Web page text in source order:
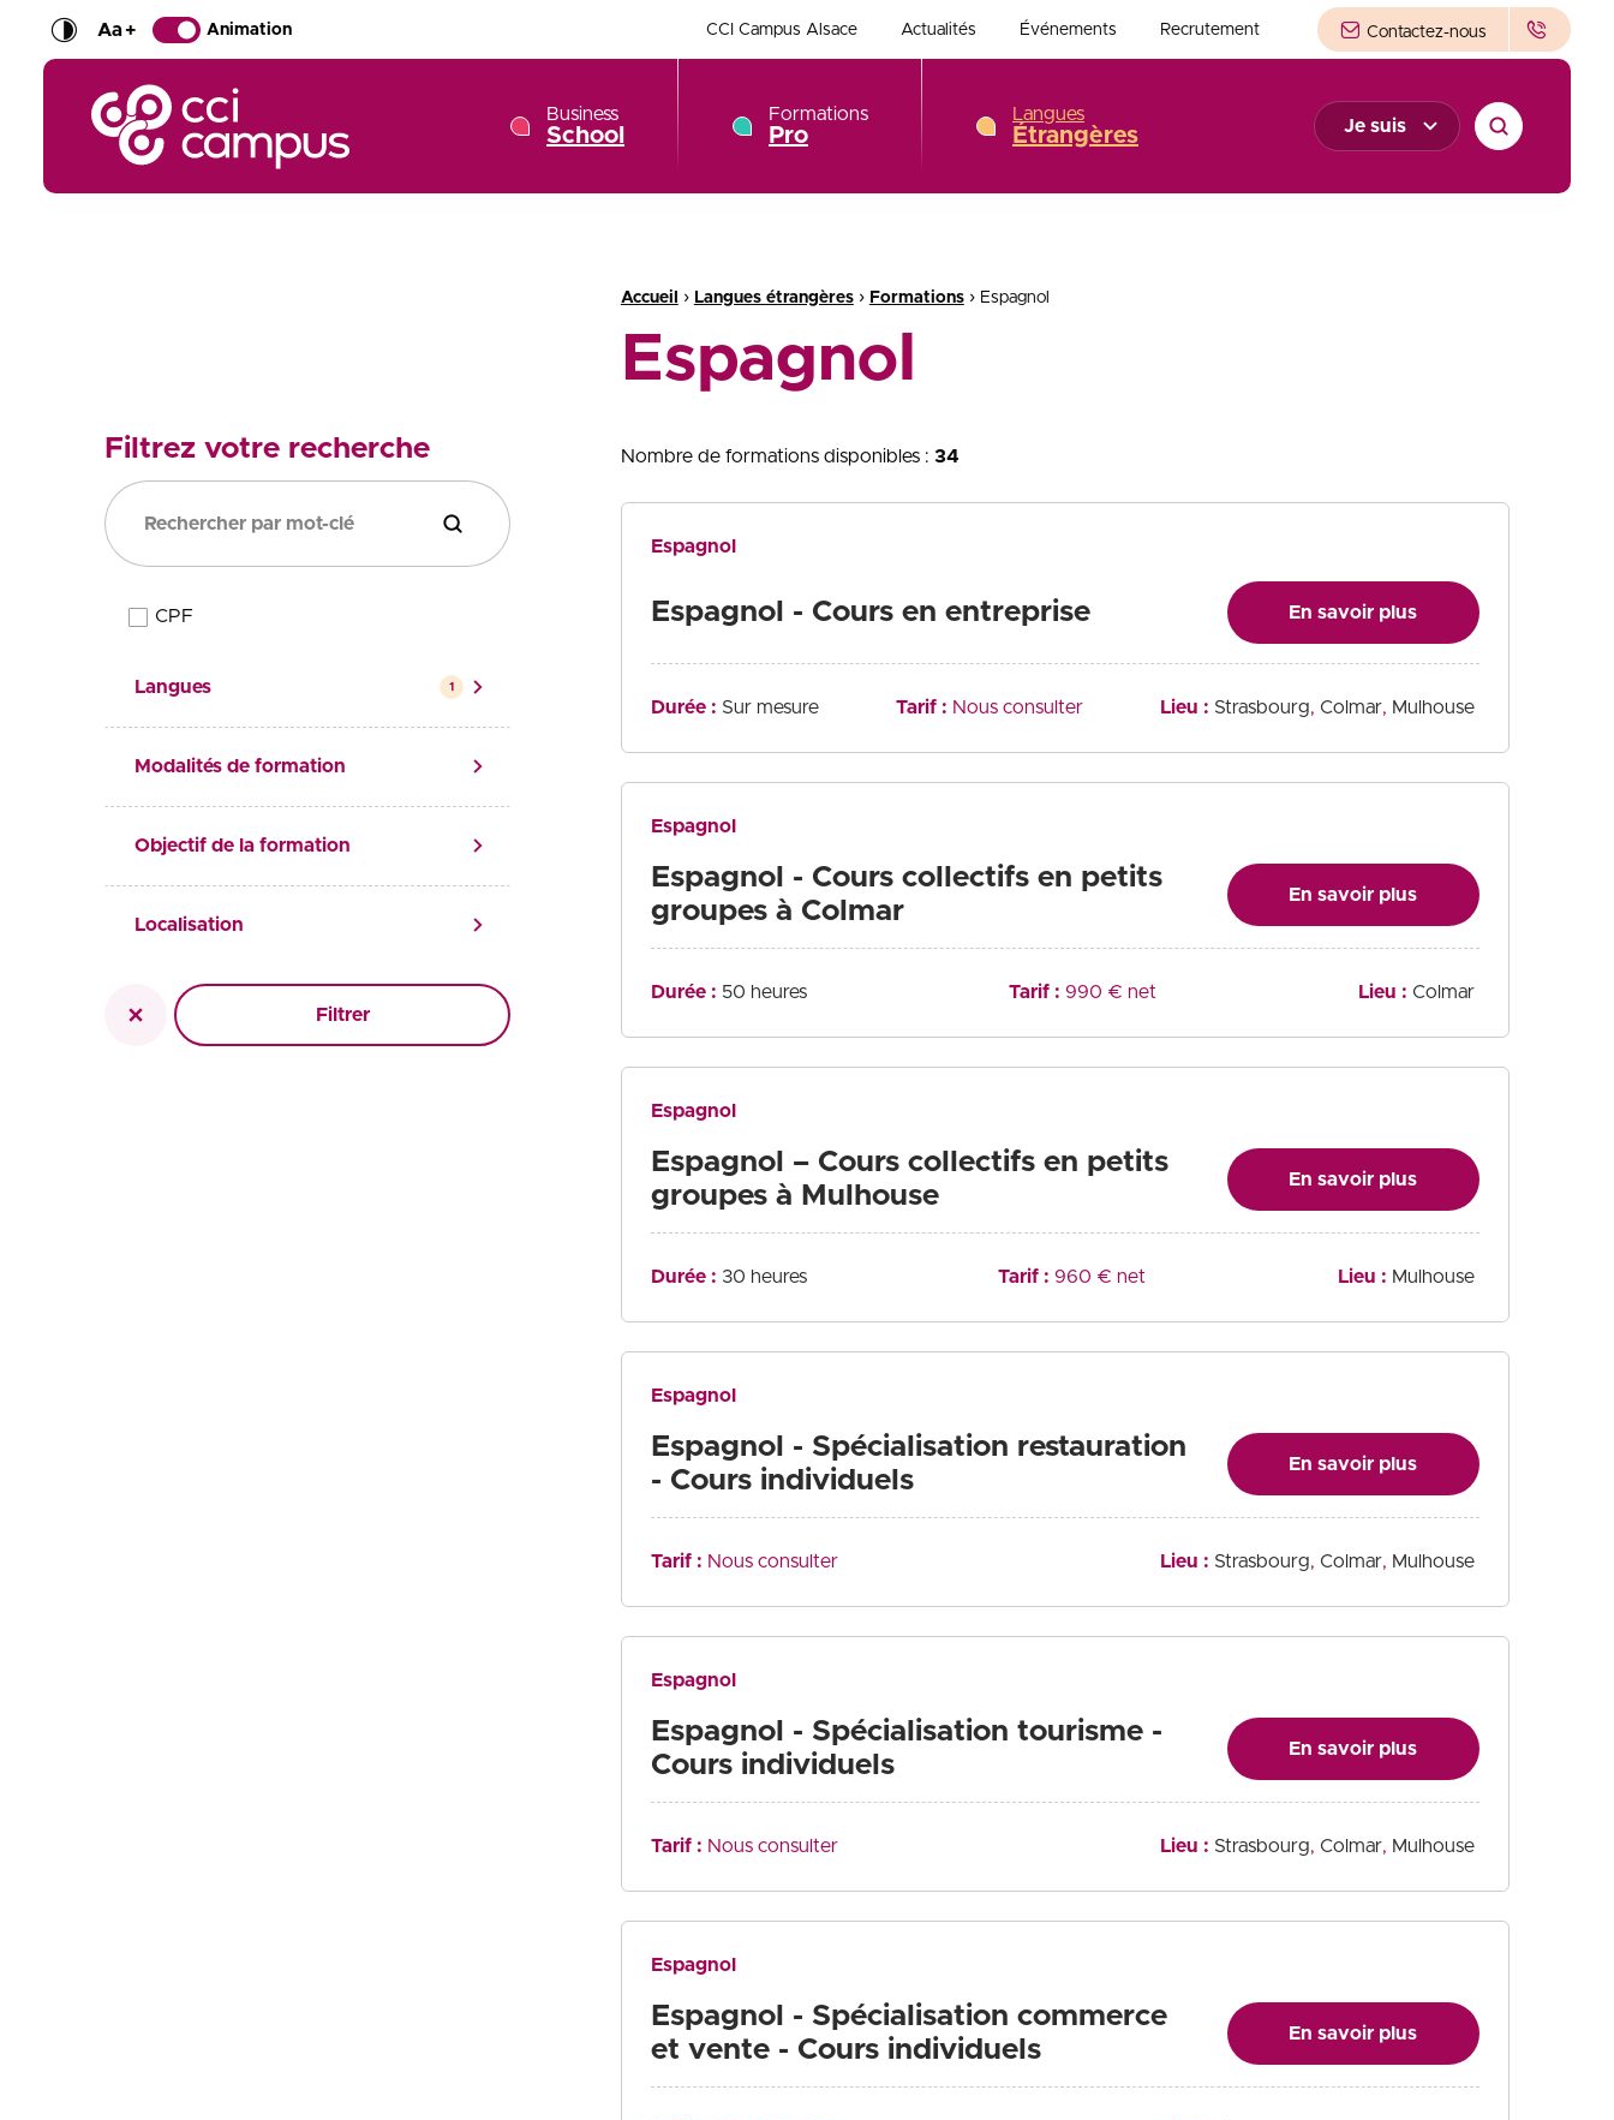
Aa+ Animation CCI Campus Alsace Actualités Événements Recrutement Contactez-nous
CCI Campus La formation qui vous ressemble
Business
School
Formations
Pro
Langues
Étrangères Je suis
Filtrez votre recherche
Filtrer la recherche
Élégibilité
CPF
Langues 1
Modalités de formation
Objectif de la formation
Localisation
Réinitialiser la recherche
Filtrer
Fil d'Ariane :
Accueil › Langues étrangères › Formations › Espagnol
Espagnol
Nombre de formations disponibles : 34
Espagnol
Espagnol - Cours en entreprise En savoir plus
Durée : Sur mesure Tarif : Nous consulter Lieu : Strasbourg Colmar Mulhouse
Espagnol
Espagnol - Cours collectifs en petits
groupes à Colmar
En savoir plus
Durée : 50 heures Tarif : 990 € net Lieu : Colmar
Espagnol
Espagnol – Cours collectifs en petits
groupes à Mulhouse
En savoir plus
Durée : 30 heures Tarif : 960 € net Lieu : Mulhouse
Espagnol
Espagnol - Spécialisation restauration
- Cours individuels
En savoir plus
Tarif : Nous consulter Lieu : Strasbourg Colmar Mulhouse
Espagnol
Espagnol - Spécialisation tourisme -
Cours individuels
En savoir plus
Tarif : Nous consulter Lieu : Strasbourg Colmar Mulhouse
Espagnol
Espagnol - Spécialisation commerce
et vente - Cours individuels
En savoir plus